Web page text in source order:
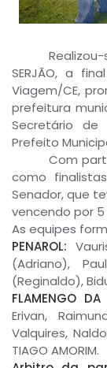
SERJÃO, a
Viagem/CE,
prefeitura
Secretário
Prefeito
Com
como
Senador, que
vencendo por 5
As equipes
PENAROL:
(Adriano),
(Reginaldo),
FLAMENGO
Erivan,
Valquires,
TIAGO AMORIM.